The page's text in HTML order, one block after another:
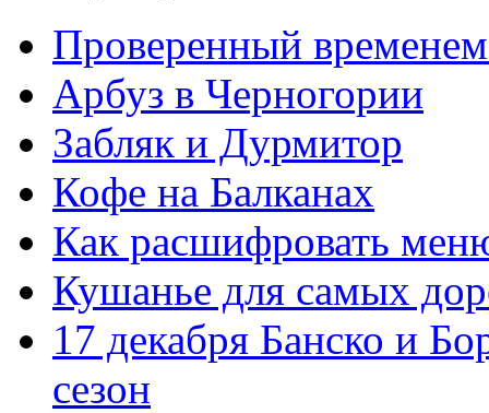
Проверенный временем
Арбуз в Черногории
Забляк и Дурмитор
Кофе на Балканах
Как расшифровать
Кушанье для самых
17 декабря Банско и
сезон